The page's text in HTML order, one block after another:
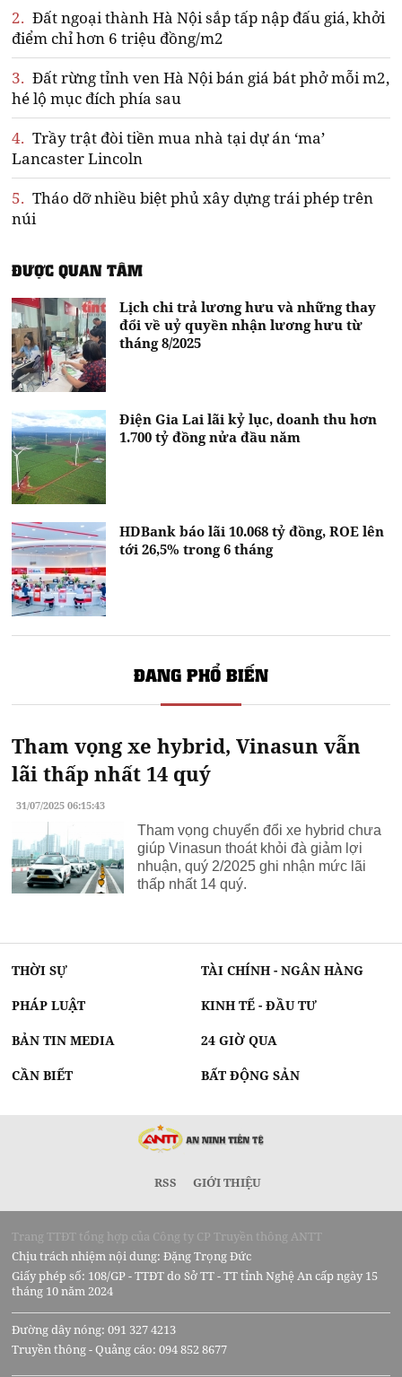
2. Đất ngoại thành Hà Nội sắp tấp nập đấu giá, khởi
điểm chỉ hơn 6 triệu đồng/m2
3. Đất rừng tỉnh ven Hà Nội bán giá bát phở mỗi m2,
hé lộ mục đích phía sau
4. Trầy trật đòi tiền mua nhà tại dự án ‘ma’
Lancaster Lincoln
5. Tháo dỡ nhiều biệt phủ xây dựng trái phép trên
núi
ĐƯỢC QUAN TÂM
Lịch chi trả lương hưu và những thay
đổi về uỷ quyền nhận lương hưu từ
tháng 8/2025
Điện Gia Lai lãi kỷ lục, doanh thu hơn
1.700 tỷ đồng nửa đầu năm
HDBank báo lãi 10.068 tỷ đồng, ROE lên
tới 26,5% trong 6 tháng
ĐANG PHỔ BIẾN
Tham vọng xe hybrid, Vinasun vẫn
lãi thấp nhất 14 quý
31/07/2025 06:15:43
Tham vọng chuyển đổi xe hybrid chưa
giúp Vinasun thoát khỏi đà giảm lợi
nhuận, quý 2/2025 ghi nhận mức lãi
thấp nhất 14 quý.
THỜI SỰ TÀI CHÍNH - NGÂN HÀNG
PHÁP LUẬT KINH TẾ - ĐẦU TƯ
BẢN TIN MEDIA 24 GIỜ QUA
CẦN BIẾT BẤT ĐỘNG SẢN
RSS GIỚI THIỆU
Trang TTĐT tổng hợp của Công ty CP Truyền thông ANTT
Chịu trách nhiệm nội dung: Đặng Trọng Đức
Giấy phép số: 108/GP - TTĐT do Sở TT - TT tỉnh Nghệ An cấp ngày 15
tháng 10 năm 2024
Đường dây nóng: 091 327 4213
Truyền thông - Quảng cáo: 094 852 8677